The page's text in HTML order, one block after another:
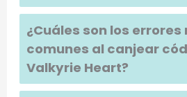
¿Cuáles son los errores
comunes al canjear
Valkyrie Heart?